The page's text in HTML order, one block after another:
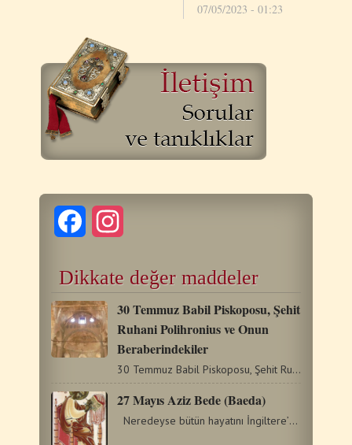
07/05/2023 - 01:23
Facebook
Dikkate değer maddeler
30 Temmuz Babil Piskoposu, Şehit
Ruhani Polihronius ve Onun
Beraberindekiler
30 Temmuz Babil Piskoposu, Şehit Ruhani Polihronius ve Onun…
27 Mayıs Aziz Bede (Baeda)
Neredeyse bütün hayatını İngiltere’de bir keşiş…